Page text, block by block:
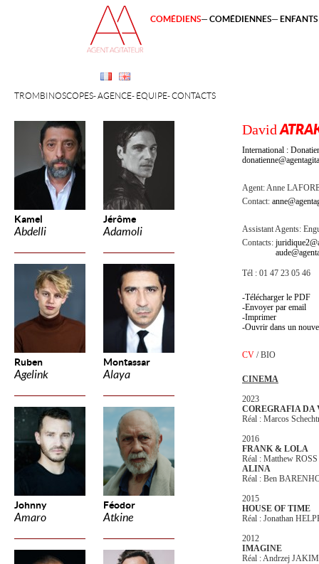
Kamel
Abdelli
Jérôme
Adamoli
Ruben
Agelink
Montassar
Alaya
Johnny
Amaro
Féodor
Atkine
TROMBINOSCOPES AGENCE ÉQUIPE CONTACTS
COMÉDIENS COMÉDIENNES
David
International :
Agent:Anne
Contact:
Assistant Agents:
Contacts:
Tél : 01 47 23 05 46
Télécharger le PDF
Envoyer par email
Imprimer
Ouvrir dans un
CV /BIO
CINEMA
2023
COREGRAFIA DA
Réal : Marcos
2016
FRANK & LOLA
Réal : Matthew ROSS
ALINA
Réal : Ben
2015
HOUSE OF TIME
Réal : Jonathan
2012
IMAGINE
Réal : Andrzej